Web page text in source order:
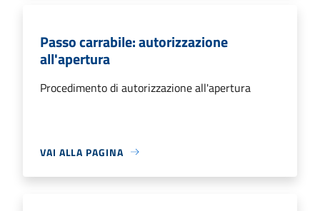
Passo carrabile: autorizzazione
all'apertura
Procedimento di autorizzazione all'apertura
VAI ALLA PAGINA